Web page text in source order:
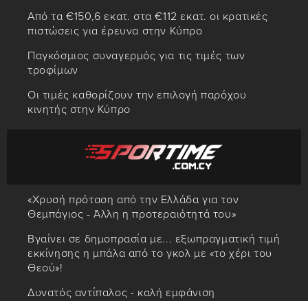
Από τα €150,6 εκατ. στα €112 εκατ. οι κρατικές
πιστώσεις για έρευνα στην Κύπρο
Παγκόσμιος συναγερμός για τις τιμές των
τροφίμων
Οι τιμές καθορίζουν την επιλογή παρόχου
κινητής στην Κύπρο
«Χρυσή πρόταση από την Ελλάδα για τον
Θεμπάγιος - Άλλη η προτεραιότητά του»
Βγαίνει σε δημοπρασία με... εξωπραγματική τιμή
εκκίνησης η μπάλα από το γκολ με «το χέρι του
Θεού»!
Δυνατός αντίπαλος - καλή εμφάνιση